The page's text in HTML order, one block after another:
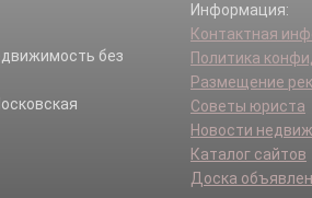
без
Информация:
Контактная
Политика
Размещение
Советы юриста
Новости
Каталог сайтов
Доска